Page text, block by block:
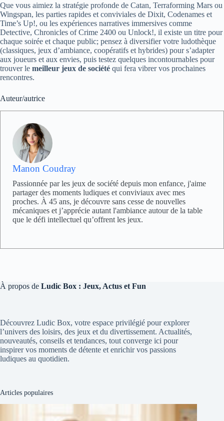
Que vous aimiez la stratégie profonde de Catan, Terraforming Mars ou
Wingspan, les parties rapides et conviviales de Dixit, Codenames et
Time’s Up!, ou les expériences narratives immersives comme
Detective, Chronicles of Crime 2400 ou Unlock!, il existe un titre pour
chaque soirée et chaque public; pensez à diversifier votre ludothèque
(classiques, jeux d’ambiance, coopératifs et hybrides) pour s’adapter
aux joueurs et aux envies, puis testez quelques incontournables pour
trouver le meilleur jeux de société qui fera vibrer vos prochaines
rencontres.
Auteur/autrice
Manon Coudray
Passionnée par les jeux de société depuis mon enfance, j'aime
partager des moments ludiques et conviviaux avec mes
proches. À 45 ans, je découvre sans cesse de nouvelles
mécaniques et j’apprécie autant l'ambiance autour de la table
que le défi intellectuel qu’offrent les jeux.
À propos de Ludic Box : Jeux, Actus et Fun
Découvrez Ludic Box, votre espace privilégié pour explorer
l’univers des loisirs, des jeux et du divertissement. Actualités,
nouveautés, conseils et tendances, tout converge ici pour
inspirer vos moments de détente et enrichir vos passions
ludiques au quotidien.
Articles populaires